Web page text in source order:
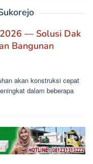
— Solusi Dak
Bangunan
akan konstruksi cepat
dalam beberapa